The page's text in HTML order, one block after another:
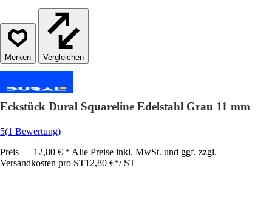
Vergleichen
Eckstück Dural Squareline Edelstahl Grau 11 mm
5(1 Bewertung)
Preis — 12,80 € * Alle Preise inkl. MwSt. und ggf. zzgl.
Versandkosten pro ST12,80 €*/ ST